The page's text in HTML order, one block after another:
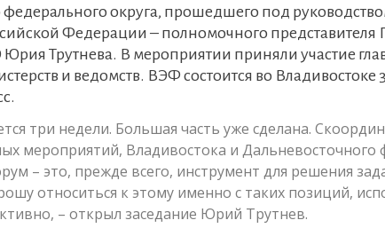
округа, прошедшего под
Федерации – полномочного представителя
Трутнева. В мероприятии приняли участие
и ведомств. ВЭФ состоится во Владивостоке
три недели. Большая часть уже сделана.
мероприятий, Владивостока и Дальневосточного
– это, прежде всего, инструмент для решения
относиться к этому именно с таких позиций,
– открыл заседание Юрий Трутнев.